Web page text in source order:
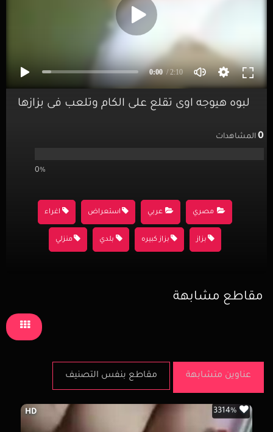
0:00 / 2:10
لبوه هيوجه اوى تقلع على الكام وتلعب فى بزازها
0المشاهدات
0%
مصري عربي استعراض اغراء
بزاز بزاز كبيره بلدي منزلي
مقاطع مشابهة
عناوين متشابهة مقاطع بنفس التصنيف
HD 3314%